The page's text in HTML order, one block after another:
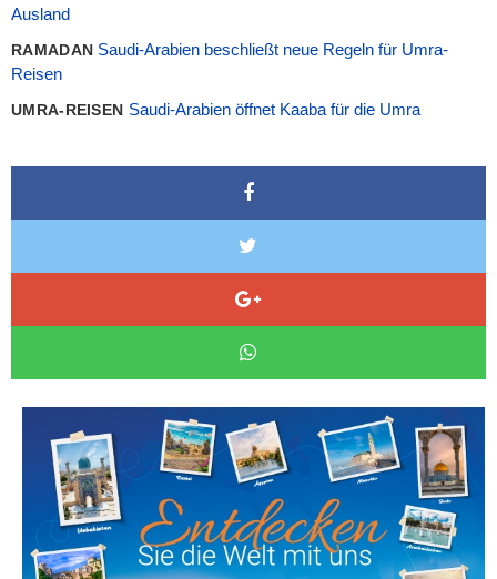
Ausland
RAMADAN Saudi-Arabien beschließt neue Regeln für Umra-
Reisen
UMRA-REISEN Saudi-Arabien öffnet Kaaba für die Umra